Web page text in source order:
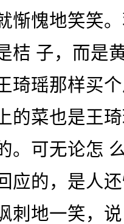
惭愧地笑笑
桔 子，而是
琦瑶那样买
的菜也是王
。可无论怎
应的，是人
刺地一笑，